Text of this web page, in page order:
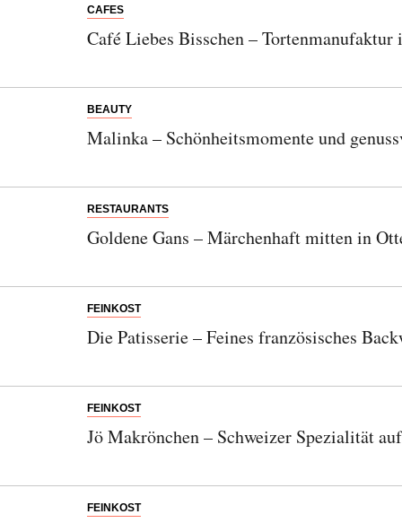
CAFES
Café Liebes Bisschen – Tortenmanufaktur
BEAUTY
Malinka – Schönheitsmomente und
RESTAURANTS
Goldene Gans – Märchenhaft mitten in
FEINKOST
Die Patisserie – Feines französisches
FEINKOST
Jö Makrönchen – Schweizer Spezialität
FEINKOST